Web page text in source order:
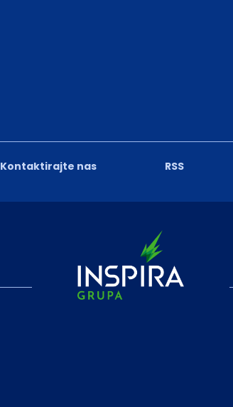
Kontaktirajte nas RSS